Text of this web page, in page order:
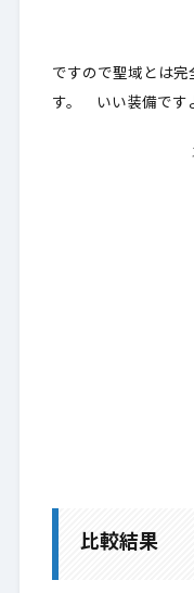
ですので聖域とは完
す。 いい装備です
比較結果